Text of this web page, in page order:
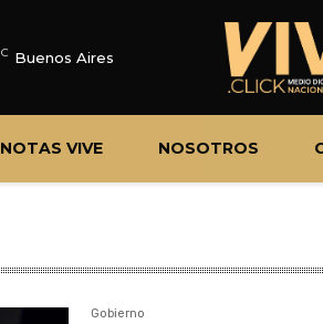
C Buenos Aires
NOTAS VIVE NOSOTROS
Gobierno